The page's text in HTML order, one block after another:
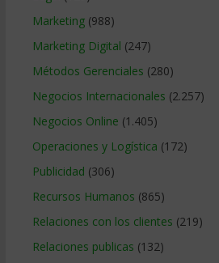
Marketing(988)
Marketing Digital (247)
Métodos Gerenciales (280)
Negocios Internacionales (2.257)
Negocios Online (1.405)
Operaciones y Logística (172)
Publicidad (306)
Recursos Humanos (865)
Relaciones con los clientes (219)
Relaciones publicas (132)